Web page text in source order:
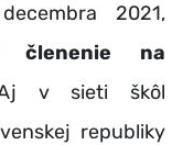
2021,
členenie na
v sieti škôl
republiky